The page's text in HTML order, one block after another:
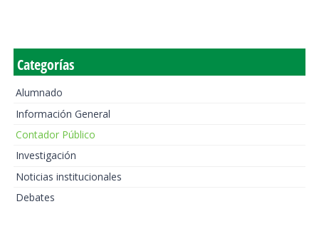
Categorías
Alumnado
Información General
Contador Público
Investigación
Noticias institucionales
Debates